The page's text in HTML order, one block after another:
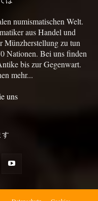
numismatischen Welt.
aus Handel und
Münzherstellung zu tun
Nationen. Bei uns finden
bis zur Gegenwart.
mehr...
uns
す